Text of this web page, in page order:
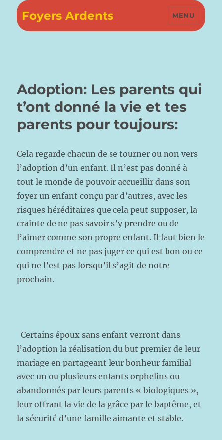
Foyers Ardents MENU
Adoption: Les parents qui
t’ont donné la vie et tes
parents pour toujours:
Cela regarde chacun de se tourner ou non vers
l’adoption d’un enfant. Il n’est pas donné à
tout le monde de pouvoir accueillir dans son
foyer un enfant conçu par d’autres, avec les
risques héréditaires que cela peut supposer, la
crainte de ne pas savoir s’y prendre ou de
l’aimer comme son propre enfant. Il faut bien le
comprendre et ne pas juger ce qui est bon ou ce
qui ne l’est pas lorsqu’il s’agit de notre
prochain.
Certains époux sans enfant verront dans
l’adoption la réalisation du but premier de leur
mariage en partageant leur bonheur familial
avec un ou plusieurs enfants orphelins ou
abandonnés par leurs parents « biologiques »,
leur offrant la vie de la grâce par le baptême, et
la sécurité d’une famille aimante et stable.